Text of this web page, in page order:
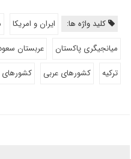
کلید واژه ها: ایران و امریکا
میانجیگری پاکستان
عربستان
ترکیه
کشورهای عربی